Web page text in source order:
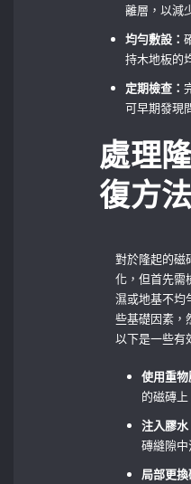
離層，以減
均勻敷設：
持木地板的
定期檢查：
可早期發現
處理
復方
對於隆起的磁
化，但首先需
濕或地基不均
些基礎因素，
以下是一些有
使用重
的磁磚
注入膠
磚縫隙
局部更